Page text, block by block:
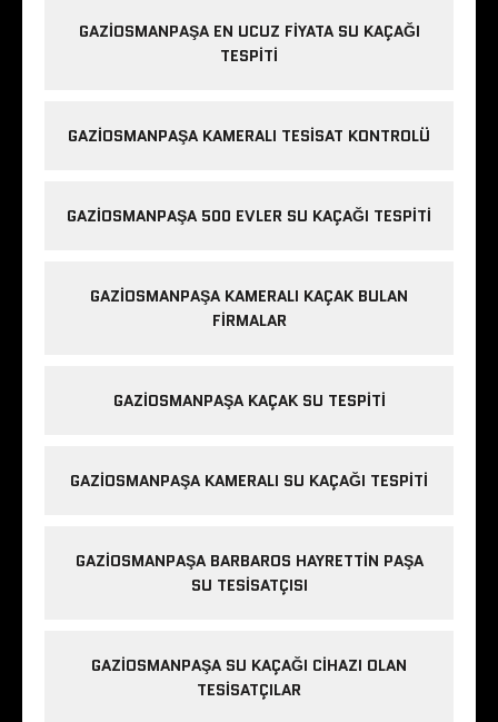
GAZIOSMANPAŞA EN UCUZ FIYATA SU KAÇAĞI
TESPITI
GAZIOSMANPAŞA KAMERALI TESISAT KONTROLÜ
GAZIOSMANPAŞA 500 EVLER SU KAÇAĞI TESPITI
GAZIOSMANPAŞA KAMERALI KAÇAK BULAN
FIRMALAR
GAZIOSMANPAŞA KAÇAK SU TESPITI
GAZIOSMANPAŞA KAMERALI SU KAÇAĞI TESPITI
GAZIOSMANPAŞA BARBAROS HAYRETTIN PAŞA
SU TESISATÇISI
GAZIOSMANPAŞA SU KAÇAĞI CIHAZI OLAN
TESISATÇILAR